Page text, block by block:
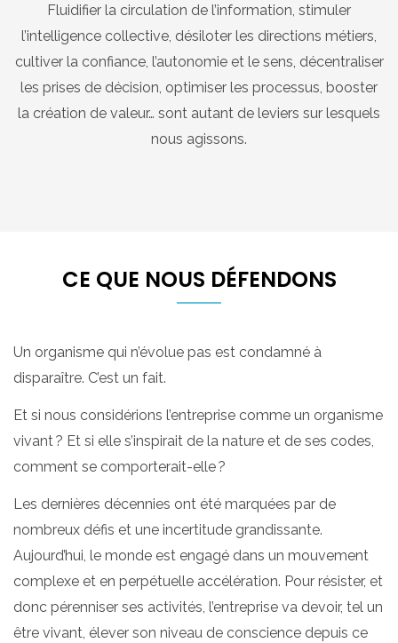
Fluidifier la circulation de l’information, stimuler
l’intelligence collective, désiloter les directions métiers,
cultiver la confiance, l’autonomie et le sens, décentraliser
les prises de décision, optimiser les processus, booster
la création de valeur… sont autant de leviers sur lesquels
nous agissons.
CE QUE NOUS DÉFENDONS
Un organisme qui n’évolue pas est condamné à
disparaître. C’est un fait.
Et si nous considérions l’entreprise comme un organisme
vivant ? Et si elle s’inspirait de la nature et de ses codes,
comment se comporterait-elle ?
Les dernières décennies ont été marquées par de
nombreux défis et une incertitude grandissante.
Aujourd’hui, le monde est engagé dans un mouvement
complexe et en perpétuelle accélération. Pour résister, et
donc pérenniser ses activités, l’entreprise va devoir, tel un
être vivant, élever son niveau de conscience depuis ce